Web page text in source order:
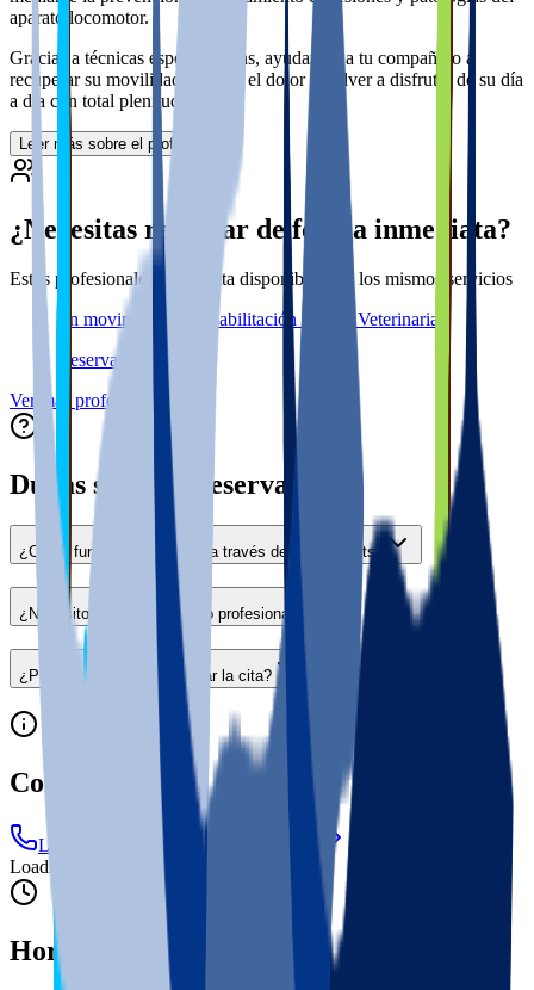
aparato locomotor.
Gracias a técnicas especializadas, ayudamos a tu compañero a
recuperar su movilidad, reducir el dolor y volver a disfrutar de su día
a día con total plenitud.
Leer más sobre el profesional
¿Necesitas reservar de forma inmediata?
Estos profesionales tienen cita disponible para los mismos servicios
En movimiento - Rehabilitación Online Veterinaria
Reservar →
Ver más profesionales →
Dudas sobre la reserva
¿Cómo funciona la reserva a través de Pets & Vets?
¿Necesito llamar al centro o profesional?
¿Puedo cancelar o modificar la cita?
Contacto
Llamar Email
Sitio web
Loading...
Horario